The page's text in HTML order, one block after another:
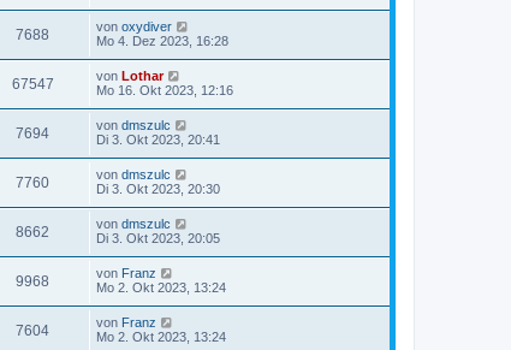
7688 von oxydiver
Mo 4. Dez 2023, 16:28
67547 von Lothar
Mo 16. Okt 2023, 12:16
7694 von dmszulc
Di 3. Okt 2023, 20:41
7760 von dmszulc
Di 3. Okt 2023, 20:30
8662 von dmszulc
Di 3. Okt 2023, 20:05
9968 von Franz
Mo 2. Okt 2023, 13:24
7604 von Franz
Mo 2. Okt 2023, 13:24